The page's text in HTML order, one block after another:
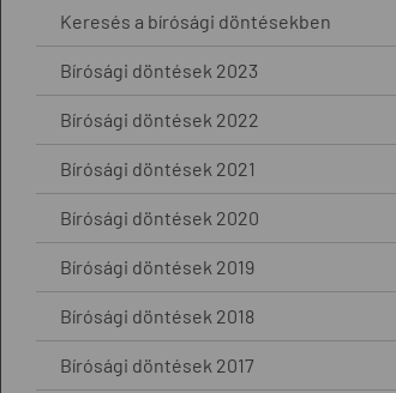
Keresés a bírósági döntésekben
Bírósági döntések 2023
Bírósági döntések 2022
Bírósági döntések 2021
Bírósági döntések 2020
Bírósági döntések 2019
Bírósági döntések 2018
Bírósági döntések 2017